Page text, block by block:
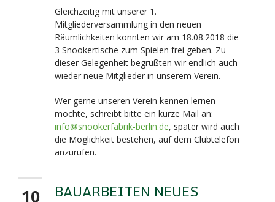
Gleichzeitig mit unserer 1.
Mitgliederversammlung in den neuen
Räumlichkeiten konnten wir am 18.08.2018 die
3 Snookertische zum Spielen frei geben. Zu
dieser Gelegenheit begrüßten wir endlich auch
wieder neue Mitglieder in unserem Verein.
Wer gerne unseren Verein kennen lernen
möchte, schreibt bitte ein kurze Mail an:
info@snookerfabrik-berlin.de, später wird auch
die Möglichkeit bestehen, auf dem Clubtelefon
anzurufen.
10
BAUARBEITEN NEUES